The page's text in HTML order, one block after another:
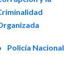
Policía Nacional